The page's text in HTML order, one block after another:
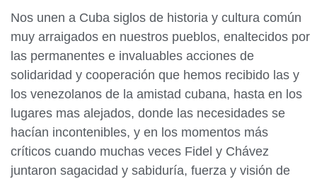
Nos unen a Cuba siglos de historia y cultura común
muy arraigados en nuestros pueblos, enaltecidos por
las permanentes e invaluables acciones de
solidaridad y cooperación que hemos recibido las y
los venezolanos de la amistad cubana, hasta en los
lugares mas alejados, donde las necesidades se
hacían incontenibles, y en los momentos más
críticos cuando muchas veces Fidel y Chávez
juntaron sagacidad y sabiduría, fuerza y visión de